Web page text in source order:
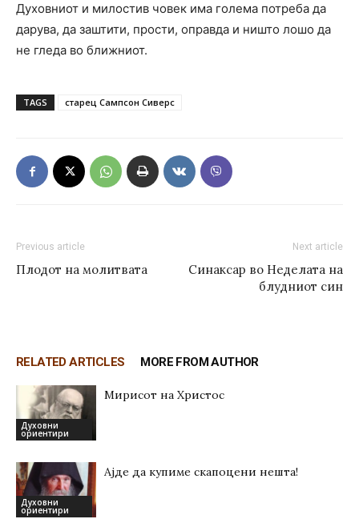
Духовниот и милостив човек има голема потреба да
дарува, да заштити, прости, оправда и ништо лошо да
не гледа во ближниот.
TAGS старец Сампсон Сиверс
Previous article
Плодот на молитвата
Next article
Синаксар во Неделата на
блудниот син
RELATED ARTICLES MORE FROM AUTHOR
Духовни
ориентири
Мирисот на Христос
Духовни
ориентири
Ајде да купиме скапоцени нешта!